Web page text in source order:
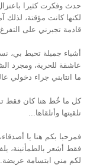
حدث وفكرت كثيرا
لكنها كانت مؤقتة، لذلك
قادمة تجبرني على التفرغ
أشياء جميلة تحيط بي،
عاشقة للحرية، ومجرد
ما انتابني جراء دخولي
كل ما خُط هنا كان فقط
تلقيتها وأتلقاها...
فمرحبا بكم هنا يا
فقط أشعر بالطمأنينة،
لكم مني ابتسامة